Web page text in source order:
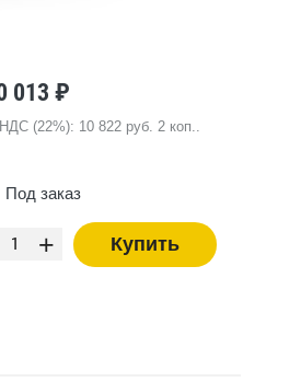
013 ₽
(22%): 10 822 руб. 2 коп..
Под заказ
+ Купить